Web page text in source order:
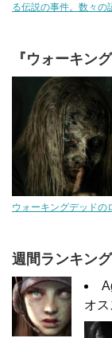
る伝説の事件。数々の
『ウォーキン
ウォーキングデッドの
週間ランキング
オス